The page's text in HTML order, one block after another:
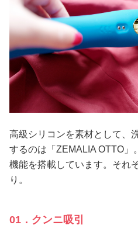
高級シリコンを素材として、
するのは「ZEMALIA OTTO」
機能を搭載しています。それ
り。
01．クンニ吸引